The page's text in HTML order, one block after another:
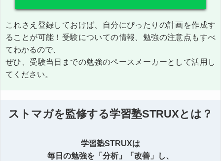
これさえ登録しておけば、自分にぴったりの計画を作成す
ることが可能！受験についての情報、勉強の注意点もすべ
てわかるので、
ぜひ、受験当日までの勉強のペースメーカーとして活用し
てください。
ストマガを監修する学習塾STRUXとは？
学習塾STRUXは
毎日の勉強を「分析」「改善」し、